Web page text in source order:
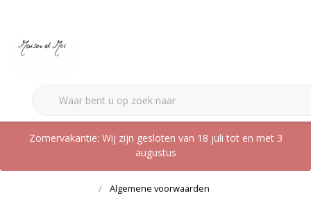
Zomervakantie: Wij zijn gesloten van 18 juli tot en met 3
augustus
Algemene voorwaarden